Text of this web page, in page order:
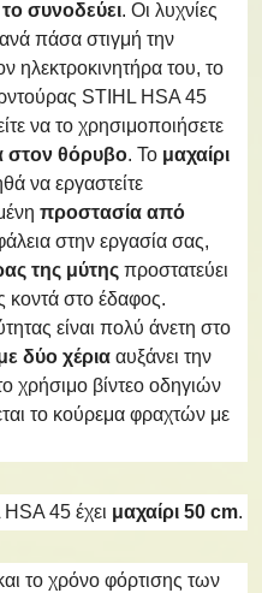
συνοδεύει. Οι λυχνίες
πάσα στιγμή την
ηλεκτροκινητήρα του, το
STIHL HSA 45
να το χρησιμοποιήσετε
στον θόρυβο. Το μαχαίρι
να εργαστείτε
προστασία από
στην εργασία σας,
της μύτης προστατεύει
κοντά στο έδαφος.
είναι πολύ άνετη στο
δύο χέρια αυξάνει την
χρήσιμο βίντεο οδηγιών
το κούρεμα φραχτών με
45 έχει μαχαίρι 50 cm.
το χρόνο φόρτισης των